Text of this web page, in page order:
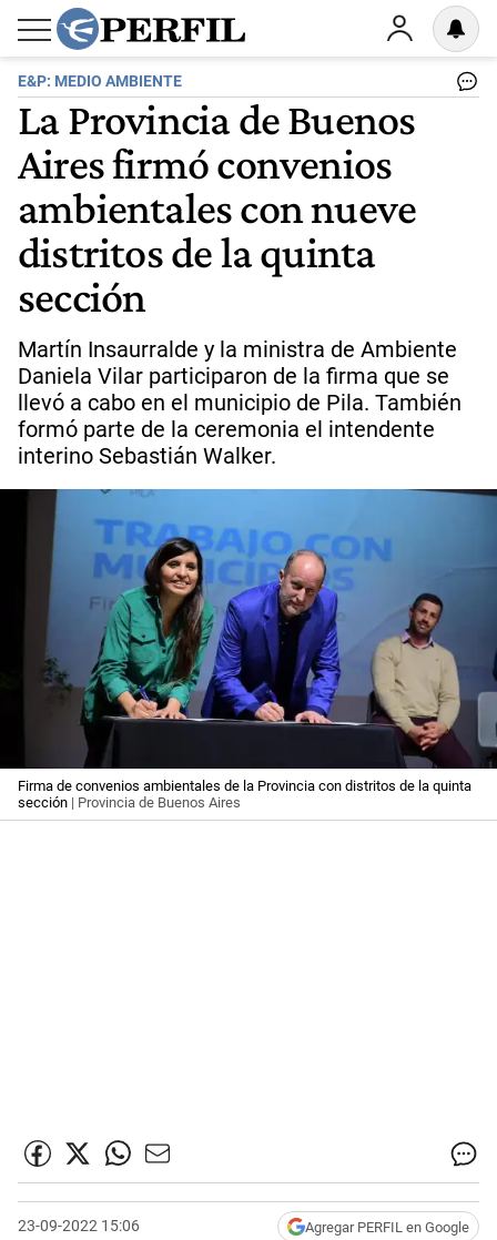
E&P: MEDIO AMBIENTE
La Provincia de Buenos
Aires firmó convenios
ambientales con nueve
distritos de la quinta
sección
Martín Insaurralde y la ministra de Ambiente
Daniela Vilar participaron de la firma que se
llevó a cabo en el municipio de Pila. También
formó parte de la ceremonia el intendente
interino Sebastián Walker.
Firma de convenios ambientales de la Provincia con distritos de la quinta
sección | Provincia de Buenos Aires
23-09-2022 15:06 Agregar PERFIL en Google